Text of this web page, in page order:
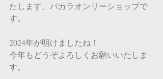
たします、バカラオンリーショップで
す。
2024年が明けましたね！
今年もどうぞよろしくお願いいたしま
す。